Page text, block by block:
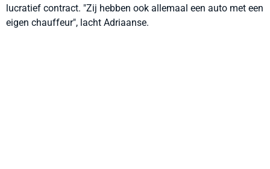
lucratief contract. "Zij hebben ook allemaal een auto met een
eigen chauffeur", lacht Adriaanse.